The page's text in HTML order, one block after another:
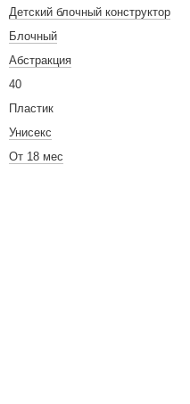
Детский блочный конструктор
Блочный
Абстракция
40
Пластик
Унисекс
От 18 мес